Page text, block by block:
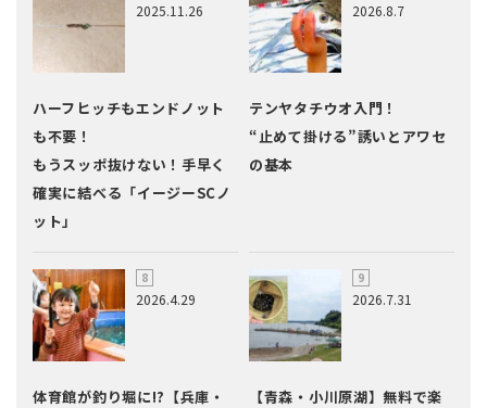
2025.11.26
ハーフヒッチもエンドノット
も不要！
もうスッポ抜けない！手早く
確実に結べる「イージーSCノ
ット」
2026.8.7
テンヤタチウオ入門！
“止めて掛ける”誘いとアワセ
の基本
2026.4.29
体育館が釣り堀に!?【兵庫・
2026.7.31
【青森・小川原湖】無料で楽